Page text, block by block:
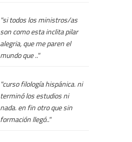
"si todos los ministros/as
son como esta inclita pilar
alegria, que me paren el
mundo que .."
"curso filología hispánica. ni
terminó los estudios ni
nada. en fin otro que sin
formación llegó.."